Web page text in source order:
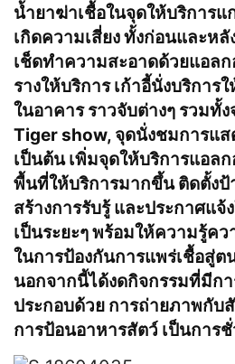
น้ำยาฆ่าเชื้อในจุดให้บริการแ
เกิดความเสี่ยง ทั้งก่อนและหลั
เช็ดทำความสะอาดด้วยแอล
รางให้บริการ เก้าอี้นั่งบริการ
ในอาคาร ราวจับต่างๆ รวมทั้
Tiger show, จุดนั่งชมการแ
เป็นต้น เพิ่มจุดให้บริการแอล
พื้นที่ให้บริการมากขึ้น ติดตั้ง
สร้างการรับรู้ และประกาศแจ้
เป็นระยะๆ พร้อมให้ความรู้ค
ในการป้องกันการแพร่เชื้อสู่ต
นอกจากนี้ได้งดกิจกรรมที่มีก
ประกอบด้วย การถ่ายภาพกับ
การป้อนอาหารสัตว์ เป็นการ